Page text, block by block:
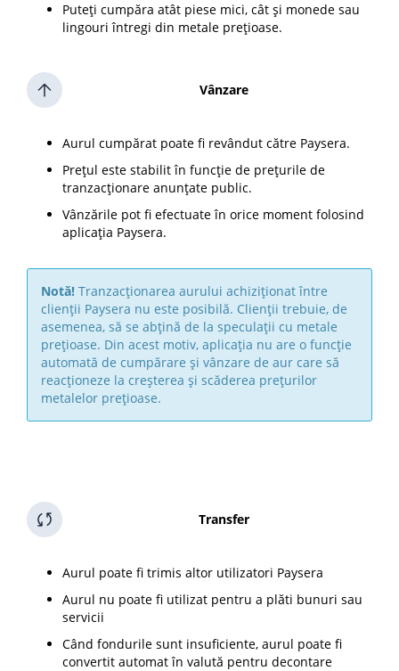
Puteți cumpăra atât piese mici, cât și monede sau
lingouri întregi din metale prețioase.
Vânzare
Aurul cumpărat poate fi revândut către Paysera.
Prețul este stabilit în funcție de prețurile de
tranzacționare anunțate public.
Vânzările pot fi efectuate în orice moment folosind
aplicația Paysera.
Notă! Tranzacționarea aurului achiziționat între
clienții Paysera nu este posibilă. Clienții trebuie, de
asemenea, să se abțină de la speculații cu metale
prețioase. Din acest motiv, aplicația nu are o funcție
automată de cumpărare și vânzare de aur care să
reacționeze la creșterea și scăderea prețurilor
metalelor prețioase.
Transfer
Aurul poate fi trimis altor utilizatori Paysera
Aurul nu poate fi utilizat pentru a plăti bunuri sau
servicii
Când fondurile sunt insuficiente, aurul poate fi
convertit automat în valută pentru decontare